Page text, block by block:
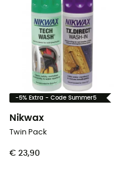
-5% Extra - Code Summer5
Nikwax
Twin Pack
€ 23,90